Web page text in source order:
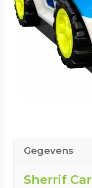
Gegevens
Sherrif Car